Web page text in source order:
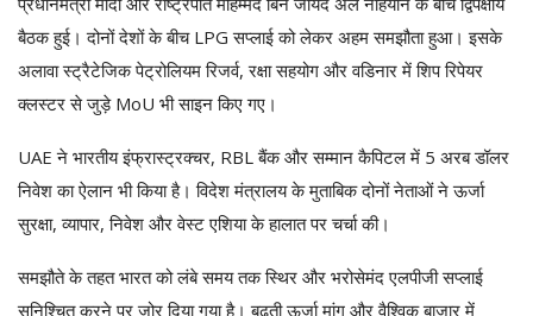
बैठक हुई। दोनों देशों के बीच LPG सप्लाई को लेकर अहम समझौता हुआ। इसके
अलावा स्ट्रैटेजिक पेट्रोलियम रिजर्व, रक्षा सहयोग और वडिनार में शिप रिपेयर
क्लस्टर से जुड़े MoU भी साइन किए गए।
UAE ने भारतीय इंफ्रास्ट्रक्चर, RBL बैंक और सम्मान कैपिटल में 5 अरब डॉलर
निवेश का ऐलान भी किया है। विदेश मंत्रालय के मुताबिक दोनों नेताओं ने ऊर्जा
सुरक्षा, व्यापार, निवेश और वेस्ट एशिया के हालात पर चर्चा की।
समझौते के तहत भारत को लंबे समय तक स्थिर और भरोसेमंद एलपीजी सप्लाई
सुनिश्चित करने पर जोर दिया गया है। बढ़ती ऊर्जा मांग और वैश्विक बाजार में